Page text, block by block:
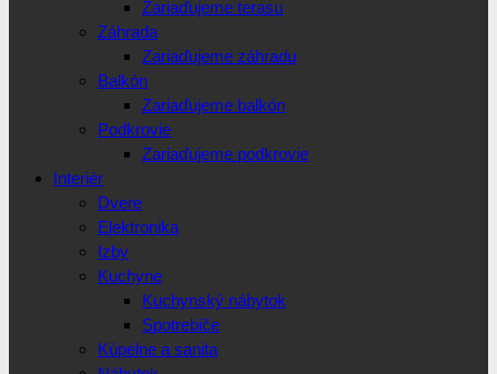
Zariaďujeme terasu
Záhrada
Zariaďujeme záhradu
Balkón
Zariaďujeme balkón
Podkrovie
Zariaďujeme podkrovie
Interiér
Dvere
Elektronika
Izby
Kuchyne
Kuchynský nábytok
Spotrebiče
Kúpelne a sanita